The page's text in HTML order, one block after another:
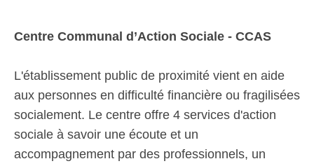
Centre Communal d’Action Sociale - CCAS
L'établissement public de proximité vient en aide
aux personnes en difficulté financière ou fragilisées
socialement. Le centre offre 4 services d'action
sociale à savoir une écoute et un
accompagnement par des professionnels, un